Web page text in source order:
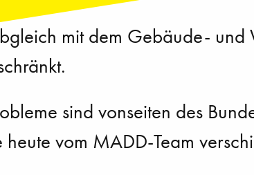
mit dem Gebäude- und
sind vonseiten des
heute vom MADD-Team